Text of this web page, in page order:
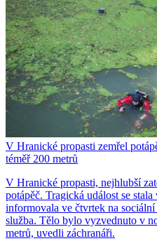
V Hranické propasti zemřel
téměř 200 metrů
V Hranické propasti, nejhlubší
potápěč. Tragická událost se
informovala ve čtvrtek na
služba. Tělo bylo vyzvednuto v
metrů, uvedli záchranáři.